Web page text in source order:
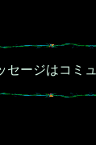
セージはコミ